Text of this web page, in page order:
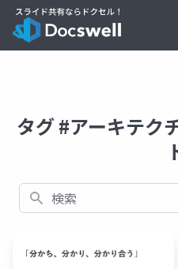
タグ #アーキテク
検索